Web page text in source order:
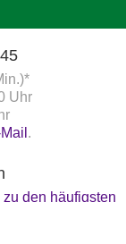
Uhr
.
den häufigsten